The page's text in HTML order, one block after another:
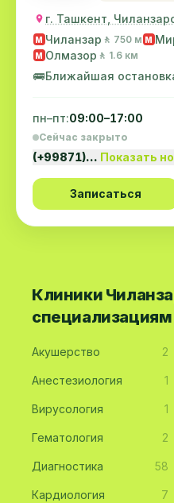
г. Ташкент,
M Чиланзар 🚶 750 м M
M Олмазор 🚶 1.6 км
🚌Ближайшая
пн–пт:09:00–17:00
Сейчас закрыто
(+99871)… Показать
Записаться
Клиники
специализациям
Акушерство 2
Анестезиология 1
Вирусология 1
Гематология 2
Диагностика 58
Кардиология 7